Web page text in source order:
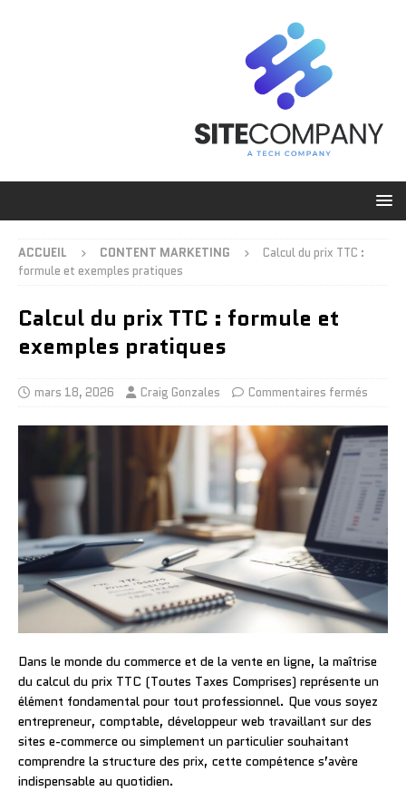
ACCUEIL CONTENT MARKETING
Calcul du prix TTC :
formule et exemples pratiques
Calcul du prix TTC : formule et
exemples pratiques
mars 18, 2026 Craig Gonzales Commentaires fermés
Dans le monde du commerce et de la vente en ligne, la maîtrise
du calcul du prix TTC (Toutes Taxes Comprises) représente un
élément fondamental pour tout professionnel. Que vous soyez
entrepreneur, comptable, développeur web travaillant sur des
sites e-commerce ou simplement un particulier souhaitant
comprendre la structure des prix, cette compétence s’avère
indispensable au quotidien.